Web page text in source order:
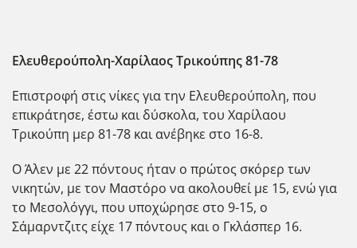
Ελευθερούπολη-Χαρίλαος Τρικούπης 81-78
Επιστροφή στις νίκες για την Ελευθερούπολη, που
επικράτησε, έστω και δύσκολα, του Χαρίλαου
Τρικούπη μερ 81-78 και ανέβηκε στο 16-8.
Ο Άλεν με 22 πόντους ήταν ο πρώτος σκόρερ των
νικητών, με τον Μαστόρο να ακολουθεί με 15, ενώ για
το Μεσολόγγι, που υποχώρησε στο 9-15, ο
Σάμαρντζιτς είχε 17 πόντους και ο Γκλάσπερ 16.